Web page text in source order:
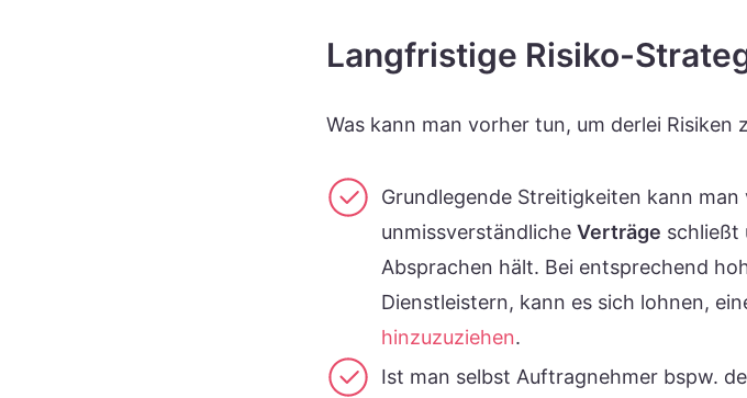
Langfristige Risiko-
Was kann man vorher tun, um derlei Risiken
Grundlegende Streitigkeiten kann
unmissverständliche Verträge schließt
Absprachen hält. Bei entsprechend
Dienstleistern, kann es sich lohnen,
hinzuzuziehen.
Ist man selbst Auftragnehmer bspw.